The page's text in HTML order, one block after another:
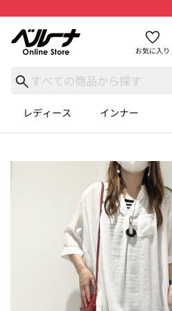
お気に入り
レディース インナー